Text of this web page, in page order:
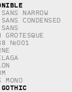
Narrow
Condensed
Grotesque
№001
Gothic
studio Feed inc.